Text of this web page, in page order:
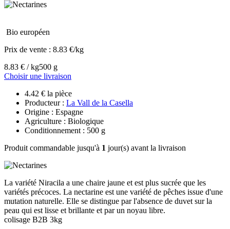
Bio européen
Prix de vente : 8.83 €/kg
8.83 € / kg500 g
Choisir une livraison
4.42 € la pièce
Producteur : La Vall de la Casella
Origine : Espagne
Agriculture : Biologique
Conditionnement : 500 g
Produit commandable jusqu'à 1 jour(s) avant la livraison
La variété Niracila a une chaire jaune et est plus sucrée que les
variétés précoces. La nectarine est une variété de pêches issue d'une
mutation naturelle. Elle se distingue par l'absence de duvet sur la
peau qui est lisse et brillante et par un noyau libre.
colisage B2B 3kg